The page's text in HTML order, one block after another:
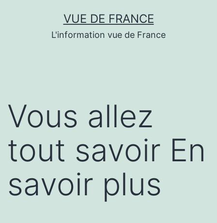
VUE DE FRANCE
L'information vue de France
Vous allez
tout savoir En
savoir plus